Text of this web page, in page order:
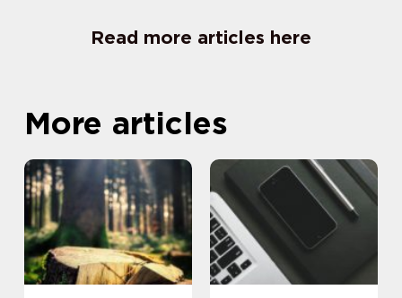
Read more articles here
More articles